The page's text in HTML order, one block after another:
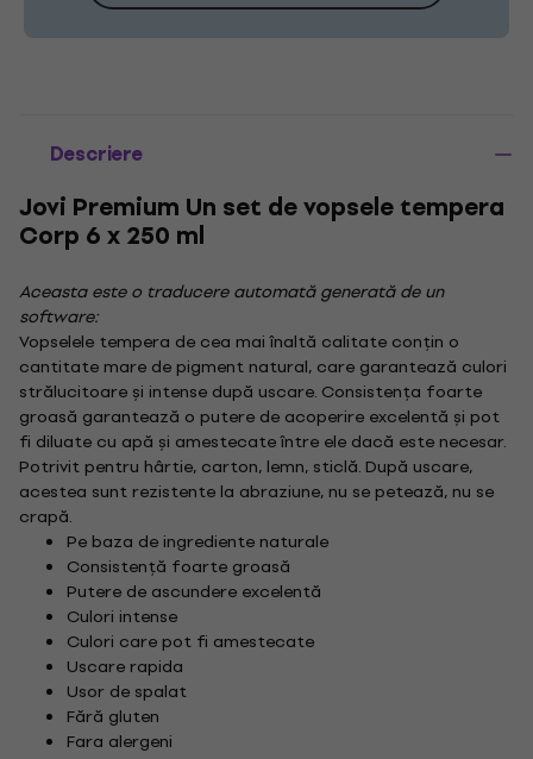
Descriere
Jovi Premium Un set de vopsele tempera
Corp 6 x 250 ml
Aceasta este o traducere automată generată de un
software:
Vopselele tempera de cea mai înaltă calitate conțin o
cantitate mare de pigment natural, care garantează culori
strălucitoare și intense după uscare. Consistența foarte
groasă garantează o putere de acoperire excelentă și pot
fi diluate cu apă și amestecate între ele dacă este necesar.
Potrivit pentru hârtie, carton, lemn, sticlă. După uscare,
acestea sunt rezistente la abraziune, nu se petează, nu se
crapă.
Pe baza de ingrediente naturale
Consistență foarte groasă
Putere de ascundere excelentă
Culori intense
Culori care pot fi amestecate
Uscare rapida
Usor de spalat
Fără gluten
Fara alergeni